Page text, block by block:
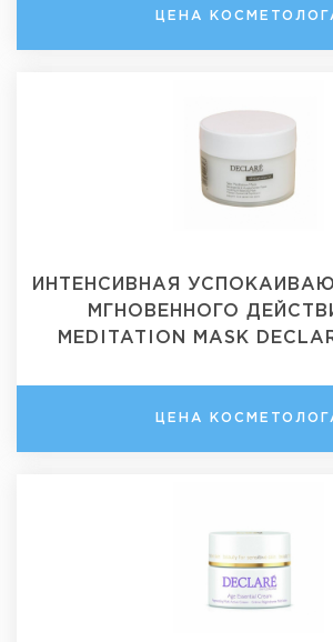
ЦЕНА
ИНТЕНСИВНАЯ
МГНОВЕННОГО
MEDITATION MASK
ЦЕНА